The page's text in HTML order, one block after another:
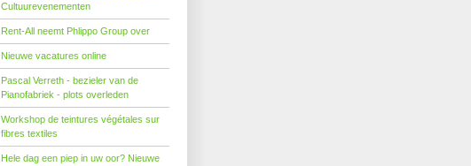
Cultuurevenementen
Rent-All neemt Phlippo Group over
Nieuwe vacatures online
Pascal Verreth - bezieler van de
Pianofabriek - plots overleden
Workshop de teintures végétales sur
fibres textiles
Hele dag een piep in uw oor? Nieuwe